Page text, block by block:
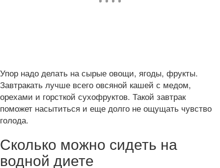
Упор надо делать на сырые овощи, ягоды, фрукты.
Завтракать лучше всего овсяной кашей с медом,
орехами и горсткой сухофруктов. Такой завтрак
поможет насытиться и еще долго не ощущать чувство
голода.
Сколько можно сидеть на
водной диете